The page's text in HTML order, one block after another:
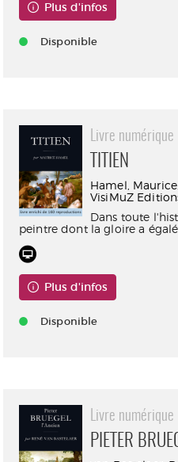
Plus d'infos
Disponible
Livre numérique
TITIEN
Hamel,
VisiMuZ
Dans toute
peintre dont la gloire a égalé
Plus d'infos
Disponible
Livre numérique
PIETER